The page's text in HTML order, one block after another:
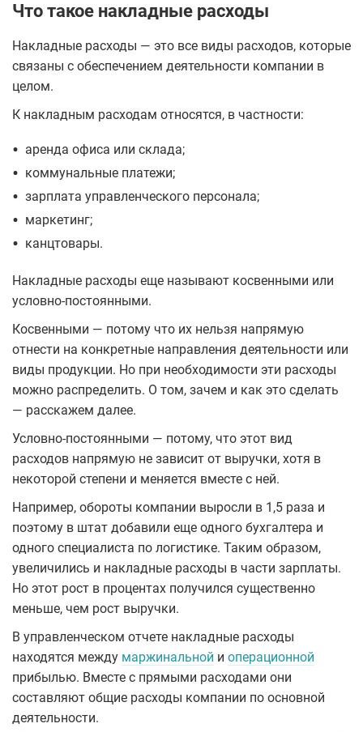
Что такое накладные расходы
Накладные расходы — это все виды расходов, которые
связаны с обеспечением деятельности компании в
целом.
К накладным расходам относятся, в частности:
• аренда офиса или склада;
• коммунальные платежи;
• зарплата управленческого персонала;
• маркетинг;
• канцтовары.
Накладные расходы еще называют косвенными или
условно-постоянными.
Косвенными — потому что их нельзя напрямую
отнести на конкретные направления деятельности или
виды продукции. Но при необходимости эти расходы
можно распределить. О том, зачем и как это сделать
— расскажем далее.
Условно-постоянными — потому, что этот вид
расходов напрямую не зависит от выручки, хотя в
некоторой степени и меняется вместе с ней.
Например, обороты компании выросли в 1,5 раза и
поэтому в штат добавили еще одного бухгалтера и
одного специалиста по логистике. Таким образом,
увеличились и накладные расходы в части зарплаты.
Но этот рост в процентах получился существенно
меньше, чем рост выручки.
В управленческом отчете накладные расходы
находятся между маржинальной и операционной
прибылью. Вместе с прямыми расходами они
составляют общие расходы компании по основной
деятельности.